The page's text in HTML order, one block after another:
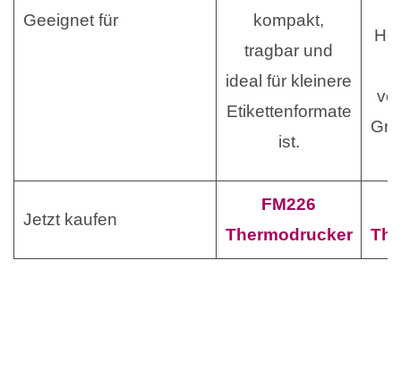
Geeignet für
kompakt,
tragbar und
ideal für kleinere
Etikettenformate
ist.
Jetzt kaufen
FM226
Thermodrucker